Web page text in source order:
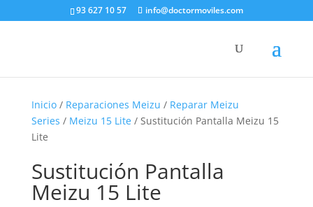
93 627 10 57 info@doctormoviles.com
Inicio/ Reparaciones Meizu / Reparar Meizu
Series / Meizu 15 Lite/ Sustitución Pantalla Meizu 15
Lite
Sustitución Pantalla
Meizu 15 Lite